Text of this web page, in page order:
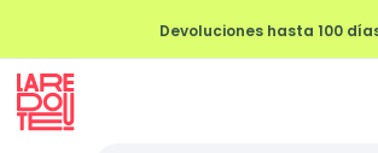
Devoluciones hasta 100